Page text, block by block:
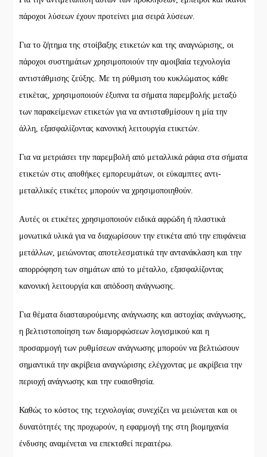
πάροχοι λύσεων έχουν προτείνει μια σειρά λύσεων.
Για το ζήτημα της στοίβαξης ετικετών και της αναγνώρισης, οι
πάροχοι συστημάτων χρησιμοποιούν την αμοιβαία τεχνολογία
αντιστάθμισης ζεύξης. Με τη ρύθμιση του κυκλώματος κάθε
ετικέτας, χρησιμοποιούν έξυπνα τα σήματα παρεμβολής μεταξύ
των παρακείμενων ετικετών για να αντισταθμίσουν η μία την
άλλη, εξασφαλίζοντας κανονική λειτουργία ετικετών.
Για να μετριάσει την παρεμβολή από μεταλλικά ράφια στα σήματα
ετικετών στις αποθήκες εμπορευμάτων, οι εύκαμπτες αντι-
μεταλλικές ετικέτες μπορούν να χρησιμοποιηθούν.
Αυτές οι ετικέτες χρησιμοποιούν ειδικά αφρώδη ή πλαστικά
μονωτικά υλικά για να διαχωρίσουν την ετικέτα από την επιφάνεια
μετάλλων, μειώνοντας αποτελεσματικά την αντανάκλαση και την
απορρόφηση των σημάτων από το μέταλλο, εξασφαλίζοντας
κανονική λειτουργία και απόδοση ανάγνωσης.
Για θέματα διασταυρούμενης ανάγνωσης και αστοχίας ανάγνωσης,
η βελτιστοποίηση των διαμορφώσεων λογισμικού και η
προσαρμογή των ρυθμίσεων ανάγνωσης μπορούν να βελτιώσουν
σημαντικά την ακρίβεια αναγνώρισης ελέγχοντας με ακρίβεια την
περιοχή ανάγνωσης και την ευαισθησία.
Καθώς το κόστος της τεχνολογίας συνεχίζει να μειώνεται και οι
δυνατότητές της προχωρούν, η εφαρμογή της στη βιομηχανία
ένδυσης αναμένεται να επεκταθεί περαιτέρω.